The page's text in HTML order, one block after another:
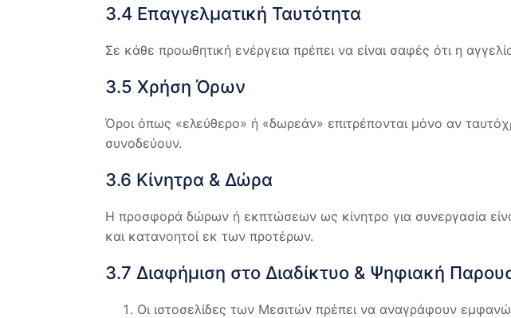
3.4 Επαγγελματική Ταυτότητα
Σε κάθε προωθητική ενέργεια πρέπει να είναι σαφές ότι η
3.5 Χρήση Όρων
Όροι όπως «ελεύθερο» ή «δωρεάν» επιτρέπονται μόνο αν
συνοδεύουν.
3.6 Κίνητρα & Δώρα
Η προσφορά δώρων ή εκπτώσεων ως κίνητρο για συνεργασία
και κατανοητοί εκ των προτέρων.
3.7 Διαφήμιση στο Διαδίκτυο & Ψηφιακή
Οι ιστοσελίδες των Μεσιτών πρέπει να αναγράφουν